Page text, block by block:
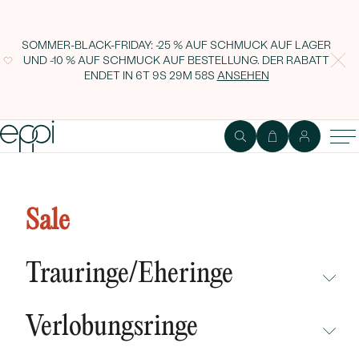
SOMMER-BLACK-FRIDAY: -25 % AUF SCHMUCK AUF LAGER
UND -10 % AUF SCHMUCK AUF BESTELLUNG. DER RABATT
ENDET IN 6T 9S 29M 58S ANSEHEN
Sale
Trauringe/Eheringe
NEUHEITEN
Verlobungsringe
Citrinen Vuolo